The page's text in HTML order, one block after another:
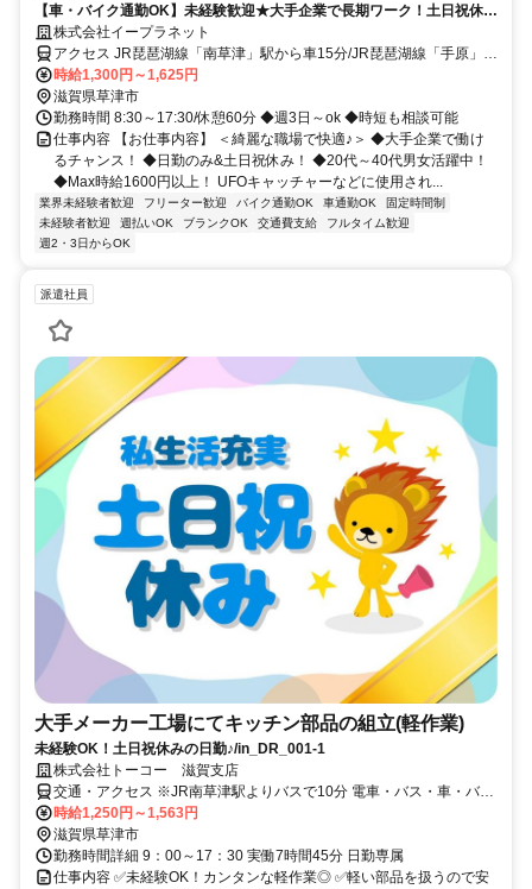
【車・バイク通勤OK】未経験歓迎★大手企業で長期ワーク！土日祝休み
で私生活も充実◎20代～40代までの男女在籍！マイカー通勤ok
株式会社イープラネット
アクセス JR琵琶湖線「南草津」駅から車15分/JR琵琶湖線「手原」駅
から車16分/JR琵琶湖線「草津」駅から車17分★車・バイク通勤ok
時給1,300円～1,625円
滋賀県草津市
勤務時間 8:30～17:30/休憩60分 ◆週3日～ok ◆時短も相談可能
仕事内容 【お仕事内容】 ＜綺麗な職場で快適♪＞ ◆大手企業で働け
るチャンス！ ◆日勤のみ&土日祝休み！ ◆20代～40代男女活躍中！
◆Max時給1600円以上！ UFOキャッチャーなどに使用され...
業界未経験者歓迎 フリーター歓迎 バイク通勤OK 車通勤OK
固定時間制
未経験者歓迎
週払いOK ブランクOK 交通費支給
フルタイム歓迎
週2・3日からOK
派遣社員
大手メーカー工場にてキッチン部品の組立(軽作業)
未経験OK！土日祝休みの日勤♪/in_DR_001-1
株式会社トーコー 滋賀支店
交通・アクセス ※JR南草津駅よりバスで10分 電車・バス・車・バイ
ク・自転車通勤OK ＊無料駐車場完備
時給1,250円～1,563円
滋賀県草津市
勤務時間詳細 9：00～17：30 実働7時間45分 日勤専属
仕事内容 ✅未経験OK！カンタンな軽作業◎ ✅軽い部品を扱うので安